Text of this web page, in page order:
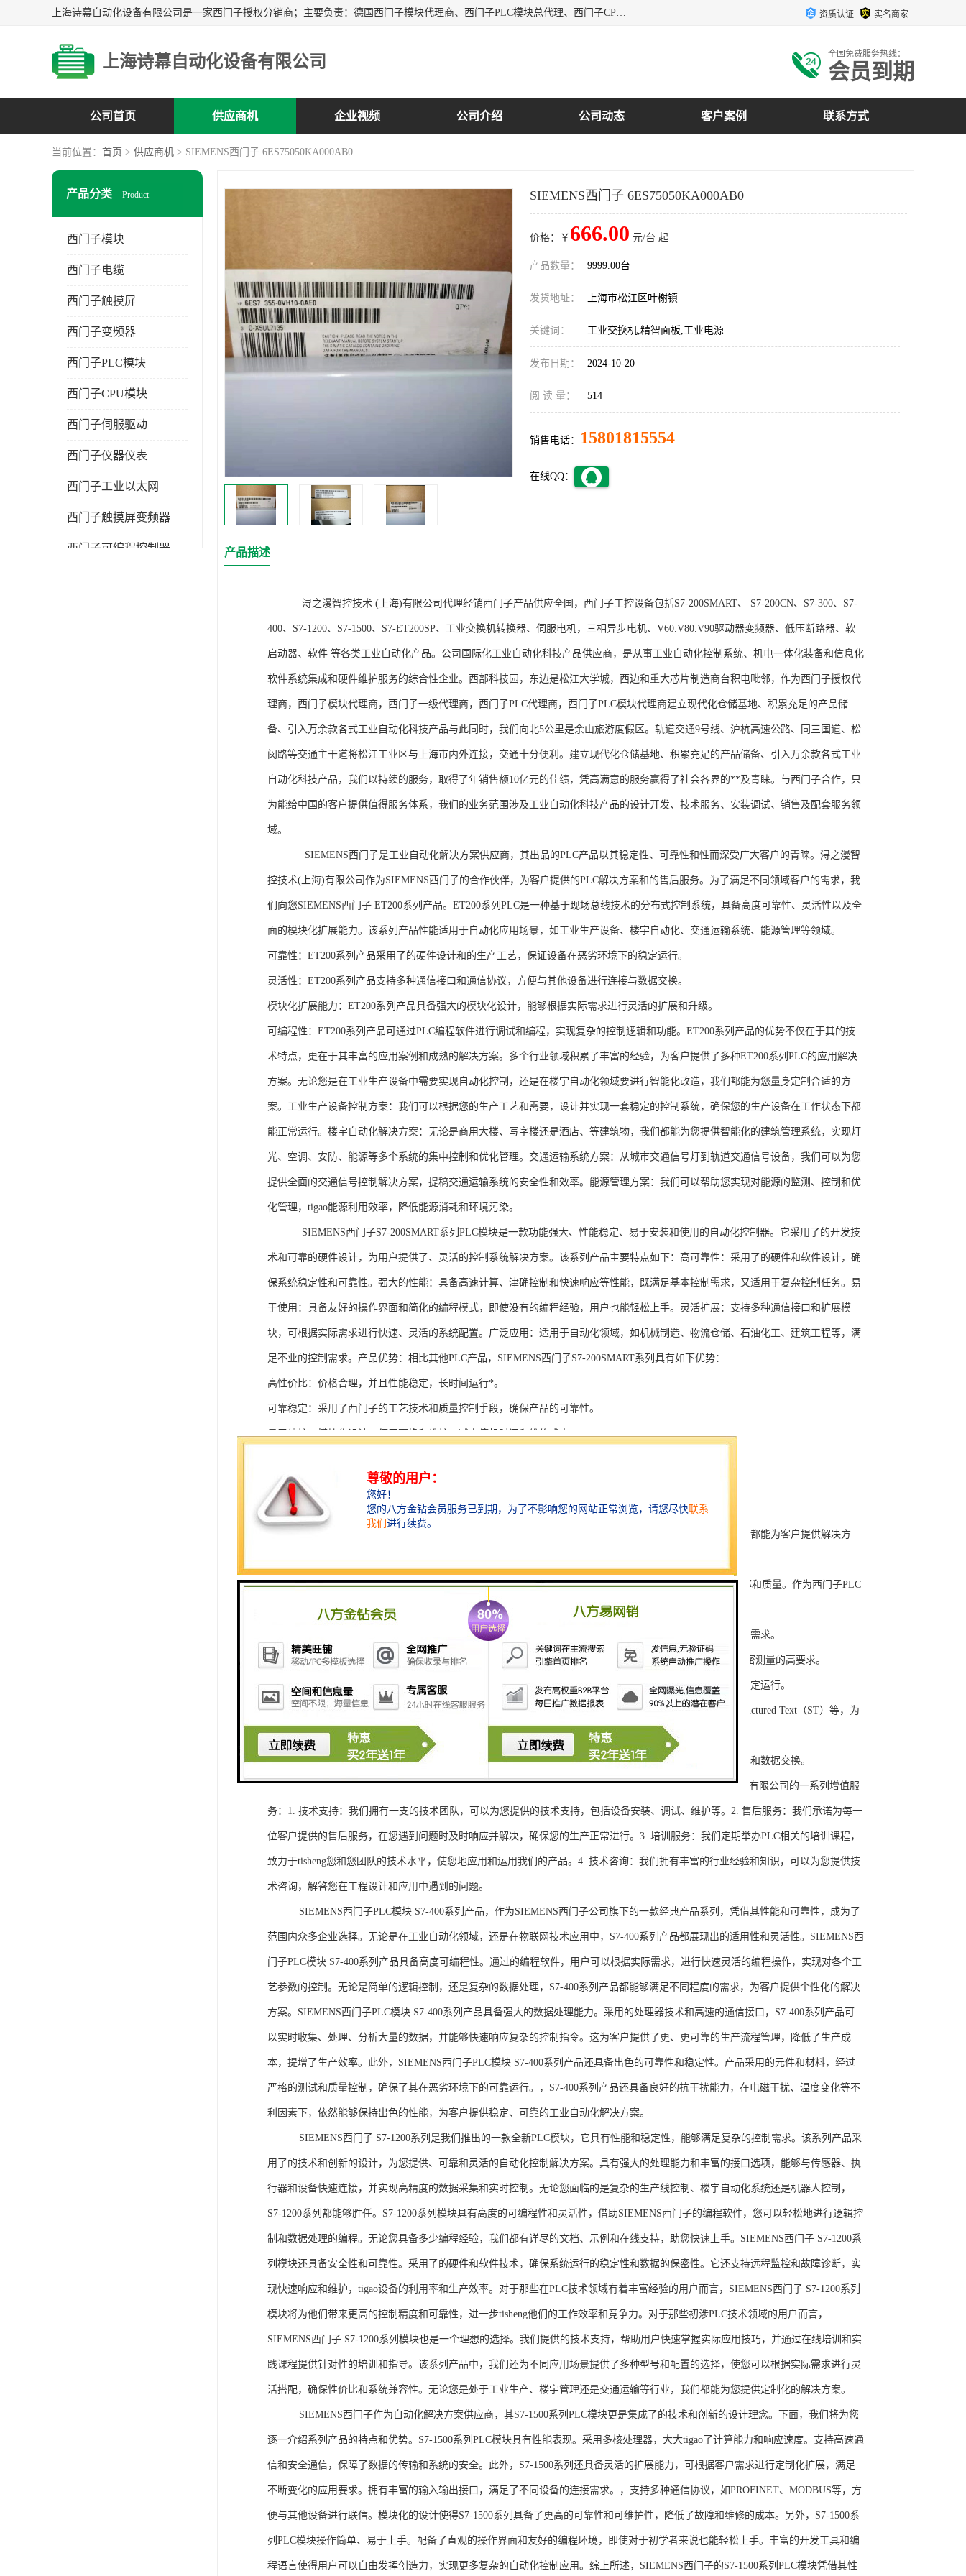
上海诗幕自动化设备有限公司是一家西门子授权分销商；主要负责：德国西门子模块代理商、西门子PLC模块总代理、西门子CPU模块代理商、西门子电缆代理、西门子触摸屏变频器总代理等专销售西门子各系列产品；实体公司，诚信经营，价格优势，品质保证，库存量大，供应！ 资质认证 实名商家
上海诗幕自动化设备有限公司 全国免费服务热线：
会员到期
公司首页 供应商机 企业视频 公司介绍 公司动态 客户案例 联系方式
当前位置： 首页 > 供应商机 > SIEMENS西门子 6ES75050KA000AB0
产品分类 Product
西门子模块
西门子电缆
西门子触摸屏
西门子变频器
西门子PLC模块
西门子CPU模块
西门子伺服驱动
西门子仪器仪表
西门子工业以太网
西门子触摸屏变频器
西门子可编程控制器
SIEMENS西门子 6ES75050KA000AB0
价格：￥ 666.00 元/台 起
产品数量： 9999.00台
发货地址： 上海市松江区叶榭镇
关键词： 工业交换机,精智面板,工业电源
发布日期： 2024-10-20
阅 读 量： 514
销售电话： 15801815554
在线QQ：
产品描述
浔之漫智控技术 (上海)有限公司代理经销西门子产品供应全国，西门子工控设备包括S7-200SMART、 S7-200CN、S7-300、S7-
400、S7-1200、S7-1500、S7-ET200SP、工业交换机转换器、伺服电机，三相异步电机、V60.V80.V90驱动器变频器、低压断路器、软
启动器、软件 等各类工业自动化产品。公司国际化工业自动化科技产品供应商，是从事工业自动化控制系统、机电一体化装备和信息化
软件系统集成和硬件维护服务的综合性企业。西部科技园，东边是松江大学城，西边和重大芯片制造商台积电毗邻，作为西门子授权代
理商，西门子模块代理商，西门子一级代理商，西门子PLC代理商，西门子PLC模块代理商建立现代化仓储基地、积累充足的产品储
备、引入万余款各式工业自动化科技产品与此同时，我们向北5公里是余山旅游度假区。轨道交通9号线、沪杭高速公路、同三国道、松
闵路等交通主干道将松江工业区与上海市内外连接，交通十分便利。建立现代化仓储基地、积累充足的产品储备、引入万余款各式工业
自动化科技产品，我们以持续的服务，取得了年销售额10亿元的佳绩，凭高满意的服务赢得了社会各界的**及青睐。与西门子合作，只
为能给中国的客户提供值得服务体系，我们的业务范围涉及工业自动化科技产品的设计开发、技术服务、安装调试、销售及配套服务领
域。
SIEMENS西门子是工业自动化解决方案供应商，其出品的PLC产品以其稳定性、可靠性和性而深受广大客户的青睐。浔之漫智
控技术(上海)有限公司作为SIEMENS西门子的合作伙伴，为客户提供的PLC解决方案和的售后服务。为了满足不同领域客户的需求，我
们向您SIEMENS西门子 ET200系列产品。ET200系列PLC是一种基于现场总线技术的分布式控制系统，具备高度可靠性、灵活性以及全
面的模块化扩展能力。该系列产品性能适用于自动化应用场景，如工业生产设备、楼宇自动化、交通运输系统、能源管理等领域。
可靠性：ET200系列产品采用了的硬件设计和的生产工艺，保证设备在恶劣环境下的稳定运行。
灵活性：ET200系列产品支持多种通信接口和通信协议，方便与其他设备进行连接与数据交换。
模块化扩展能力：ET200系列产品具备强大的模块化设计，能够根据实际需求进行灵活的扩展和升级。
可编程性：ET200系列产品可通过PLC编程软件进行调试和编程，实现复杂的控制逻辑和功能。ET200系列产品的优势不仅在于其的技
术特点，更在于其丰富的应用案例和成熟的解决方案。多个行业领域积累了丰富的经验，为客户提供了多种ET200系列PLC的应用解决
方案。无论您是在工业生产设备中需要实现自动化控制，还是在楼宇自动化领域要进行智能化改造，我们都能为您量身定制合适的方
案。工业生产设备控制方案：我们可以根据您的生产工艺和需要，设计并实现一套稳定的控制系统，确保您的生产设备在工作状态下都
能正常运行。楼宇自动化解决方案：无论是商用大楼、写字楼还是酒店、等建筑物，我们都能为您提供智能化的建筑管理系统，实现灯
光、空调、安防、能源等多个系统的集中控制和优化管理。交通运输系统方案：从城市交通信号灯到轨道交通信号设备，我们可以为您
提供全面的交通信号控制解决方案，提稿交通运输系统的安全性和效率。能源管理方案：我们可以帮助您实现对能源的监测、控制和优
化管理，tigao能源利用效率，降低能源消耗和环境污染。
SIEMENS西门子S7-200SMART系列PLC模块是一款功能强大、性能稳定、易于安装和使用的自动化控制器。它采用了的开发技
术和可靠的硬件设计，为用户提供了、灵活的控制系统解决方案。该系列产品主要特点如下：高可靠性：采用了的硬件和软件设计，确
保系统稳定性和可靠性。强大的性能：具备高速计算、津确控制和快速响应等性能，既满足基本控制需求，又适用于复杂控制任务。易
于使用：具备友好的操作界面和简化的编程模式，即使没有的编程经验，用户也能轻松上手。灵活扩展：支持多种通信接口和扩展模
块，可根据实际需求进行快速、灵活的系统配置。广泛应用：适用于自动化领域，如机械制造、物流仓储、石油化工、建筑工程等，满
足不业的控制需求。产品优势：相比其他PLC产品，SIEMENS西门子S7-200SMART系列具有如下优势：
高性价比：价格合理，并且性能稳定，长时间运行*。
可靠稳定：采用了西门子的工艺技术和质量控制手段，确保产品的可靠性。
易于维护：模块化设计，便于更换和维护，减少停机时间和维修成本。
灵活配置：多种通信接口和编程模式可选，满足不同用户的个性化要求。
快速部署：配备了完善的软件工具和技术支持，可快速部署系统，缩短项目周期。
在智能科技、自动化科技和机电领域内有着到的见解。无论是提供技术咨询，还是进行技术开发和转让，我们都能为客户提供解决方
SIEMENS西门子PLC模块S7-300系列产品是一系列高可靠性、高性能的工控设备，旨在tisheng生产效率和质量。作为西门子PLC
系列中的重要组成部分，S7-300系列产品具有以下突出特点：
1. 灵活性和可扩展性：S7-300系列产品设计特，可根据客户需求灵活配置输入输出模块，满足不同规模工程的需求。
2. 高速、高精度的模拟量输入输出：S7-300系列产品支持多达8个模拟量输入输出通道，可满足对于控制和精密测量的高要求。
3. 高可靠性和稳定性：S7-300系列产品采用的硬件和软件技术，具有高度可靠性和稳定性，保证系统的长期稳定运行。
4. 灵活可编程：S7-300系列产品采用TIA Portal开发环境，支持多种编程语言，如Ladder Diagram（LD）、Structured Text（ST）等，为
工程师提供了更多编程选择。
5. 可靠的通讯接口：S7-300系列产品配备丰富的通讯接口，可与其他工控设备无缝集成，实现设备之间的通讯和数据交换。
购买SIEMENS西门子PLC模块S7-300系列产品，不仅获得了可靠的工控设备，还将获得浔之漫智控技术(上海)有限公司的一系列增值服
务：1. 技术支持：我们拥有一支的技术团队，可以为您提供的技术支持，包括设备安装、调试、维护等。2. 售后服务：我们承诺为每一
位客户提供的售后服务，在您遇到问题时及时响应并解决，确保您的生产正常进行。3. 培训服务：我们定期举办PLC相关的培训课程，
致力于tisheng您和您团队的技术水平，使您地应用和运用我们的产品。4. 技术咨询：我们拥有丰富的行业经验和知识，可以为您提供技
术咨询，解答您在工程设计和应用中遇到的问题。
SIEMENS西门子PLC模块 S7-400系列产品，作为SIEMENS西门子公司旗下的一款经典产品系列，凭借其性能和可靠性，成为了
范围内众多企业选择。无论是在工业自动化领域，还是在物联网技术应用中，S7-400系列产品都展现出的适用性和灵活性。SIEMENS西
门子PLC模块 S7-400系列产品具备高度可编程性。通过的编程软件，用户可以根据实际需求，进行快速灵活的编程操作，实现对各个工
艺参数的控制。无论是简单的逻辑控制，还是复杂的数据处理，S7-400系列产品都能够满足不同程度的需求，为客户提供个性化的解决
方案。SIEMENS西门子PLC模块 S7-400系列产品具备强大的数据处理能力。采用的处理器技术和高速的通信接口，S7-400系列产品可
以实时收集、处理、分析大量的数据，并能够快速响应复杂的控制指令。这为客户提供了更、更可靠的生产流程管理，降低了生产成
本，提增了生产效率。此外，SIEMENS西门子PLC模块 S7-400系列产品还具备出色的可靠性和稳定性。产品采用的元件和材料，经过
严格的测试和质量控制，确保了其在恶劣环境下的可靠运行。，S7-400系列产品还具备良好的抗干扰能力，在电磁干扰、温度变化等不
利因素下，依然能够保持出色的性能，为客户提供稳定、可靠的工业自动化解决方案。
SIEMENS西门子 S7-1200系列是我们推出的一款全新PLC模块，它具有性能和稳定性，能够满足复杂的控制需求。该系列产品采
用了的技术和创新的设计，为您提供、可靠和灵活的自动化控制解决方案。具有强大的处理能力和丰富的接口选项，能够与传感器、执
行器和设备快速连接，并实现高精度的数据采集和实时控制。无论您面临的是复杂的生产线控制、楼宇自动化系统还是机器人控制，
S7-1200系列都能够胜任。S7-1200系列模块具有高度的可编程性和灵活性，借助SIEMENS西门子的编程软件，您可以轻松地进行逻辑控
制和数据处理的编程。无论您具备多少编程经验，我们都有详尽的文档、示例和在线支持，助您快速上手。SIEMENS西门子 S7-1200系
列模块还具备安全性和可靠性。采用了的硬件和软件技术，确保系统运行的稳定性和数据的保密性。它还支持远程监控和故障诊断，实
现快速响应和维护，tigao设备的利用率和生产效率。对于那些在PLC技术领域有着丰富经验的用户而言，SIEMENS西门子 S7-1200系列
模块将为他们带来更高的控制精度和可靠性，进一步tisheng他们的工作效率和竞争力。对于那些初涉PLC技术领域的用户而言，
SIEMENS西门子 S7-1200系列模块也是一个理想的选择。我们提供的技术支持，帮助用户快速掌握实际应用技巧，并通过在线培训和实
践课程提供针对性的培训和指导。该系列产品中，我们还为不同应用场景提供了多种型号和配置的选择，使您可以根据实际需求进行灵
活搭配，确保性价比和系统兼容性。无论您是处于工业生产、楼宇管理还是交通运输等行业，我们都能为您提供定制化的解决方案。
SIEMENS西门子作为自动化解决方案供应商，其S7-1500系列PLC模块更是集成了的技术和创新的设计理念。下面，我们将为您
逐一介绍系列产品的特点和优势。S7-1500系列PLC模块具有性能表现。采用多核处理器，大大tigao了计算能力和响应速度。支持高速通
信和安全通信，保障了数据的传输和系统的安全。此外，S7-1500系列还具备灵活的扩展能力，可根据客户需求进行定制化扩展，满足
不断变化的应用要求。拥有丰富的输入输出接口，满足了不同设备的连接需求。，支持多种通信协议，如PROFINET、MODBUS等，方
便与其他设备进行联信。模块化的设计使得S7-1500系列具备了更高的可靠性和可维护性，降低了故障和维修的成本。另外，S7-1500系
列PLC模块操作简单、易于上手。配备了直观的操作界面和友好的编程环境，即使对于初学者来说也能轻松上手。丰富的开发工具和编
程语言使得用户可以自由发挥创造力，实现更多复杂的自动化控制应用。综上所述，SIEMENS西门子的S7-1500系列PLC模块凭借其性